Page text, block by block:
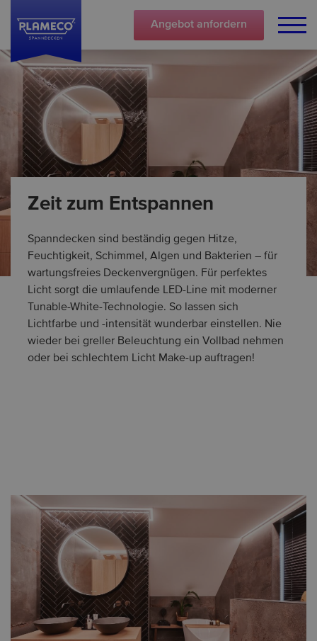
Angebot anfordern
Zeit zum Entspannen
Spanndecken sind beständig gegen Hitze,
Feuchtigkeit, Schimmel, Algen und Bakterien – für
wartungsfreies Deckenvergnügen. Für perfektes
Licht sorgt die umlaufende LED-Line mit moderner
Tunable-White-Technologie. So lassen sich
Lichtfarbe und -intensität wunderbar einstellen. Nie
wieder bei greller Beleuchtung ein Vollbad nehmen
oder bei schlechtem Licht Make-up auftragen!